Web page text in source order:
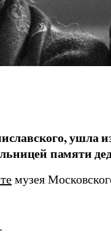
ушла
памяти
музея